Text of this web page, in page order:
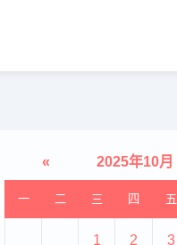
« 2025年10月
一 二 三 四 五
1 2 3